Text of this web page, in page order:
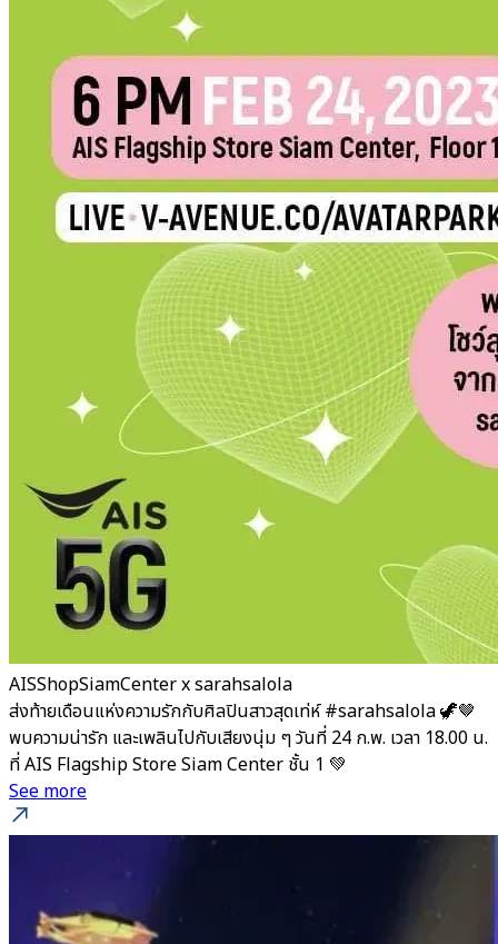
AISShopSiamCenter x sarahsalola
ส่งท้ายเดือนแห่งความรักกับศิลปินสาวสุดเท่ห์ #sarahsalola 🦖🤎
พบความน่ารัก และเพลินไปกับเสียงนุ่ม ๆ วันที่ 24 ก.พ. เวลา 18.00 น.
ที่ AIS Flagship Store Siam Center ชั้น 1 💚
See more